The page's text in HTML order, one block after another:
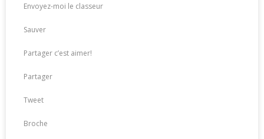
Envoyez-moi le classeur
Sauver
Partager c’est aimer!
Partager
Tweet
Broche